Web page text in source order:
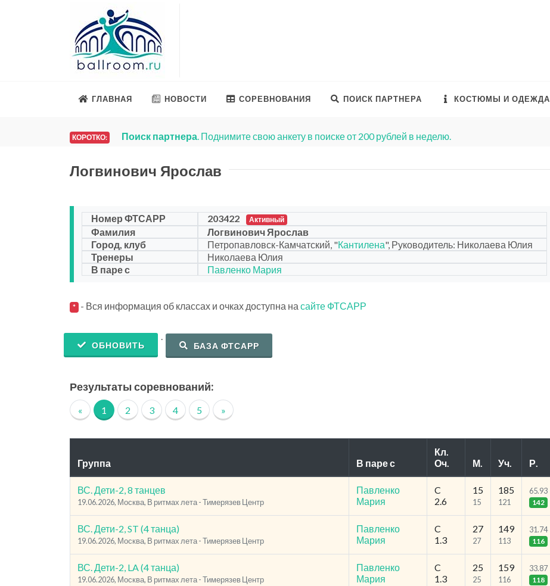
ГЛАВНАЯ НОВОСТИ СОРЕВНОВАНИЯ ПОИСК ПАРТНЕРА КОСТЮМЫ И ОДЕЖДА
КОРОТКО: Поиск партнера. Поднимите свою анкету в поиске от 200 рублей в неделю.
Логвинович Ярослав
Номер ФТСАРР 203422 Активный
Фамилия
Логвинович Ярослав
Город, клуб
Петропавловск-Камчатский, "Кантилена", Руководитель: Николаева Юлия
Тренеры
Николаева Юлия
В паре с
Павленко Мария
* - Вся информация об классах и очках доступна на сайте ФТСАРР
ОБНОВИТЬ
.
БАЗА ФТСАРР
Результаты соревнований:
« 1 2 3 4 5 »
Группа В паре с
Кл.
Оч.
М. Уч. Р.
ВС. Дети-2, 8 танцев
19.06.2026, Москва, В ритмах лета - Тимерязев Центр
Павленко
Мария
C
2.6
15
15
185
121
65.93
142
ВС. Дети-2, ST (4 танца)
19.06.2026, Москва, В ритмах лета - Тимерязев Центр
Павленко
Мария
C
1.3
27
27
149
113
31.74
116
ВС. Дети-2, LA (4 танца)
19.06.2026, Москва, В ритмах лета - Тимерязев Центр
Павленко
Мария
C
1.3
25
25
159
116
33.87
118